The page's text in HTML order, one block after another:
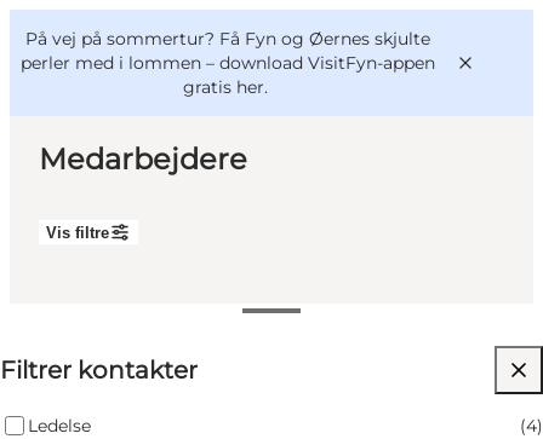
På vej på sommertur? Få Fyn og Øernes skjulte
perler med i lommen – download VisitFyn-appen
gratis her.
Nyheder
Om os
Deutsch
Medarbejdere
Vis filtre
Filtrer kontakter
Ledelse (4)
Tanja Bruntse Ahler - Kommunikationsansvarlig